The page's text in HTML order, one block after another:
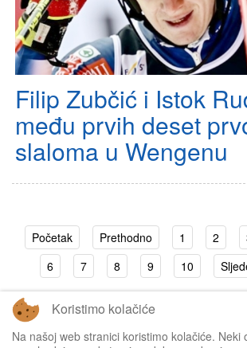
Filip Zubčić i Istok
među prvih deset
slaloma u Wengenu
Početak Prethodno 1 2
6
7 8 9 10
Stranica 5 od 95
Koristimo kolačiće
Na našoj web stranici koristimo kolačiće. Neki